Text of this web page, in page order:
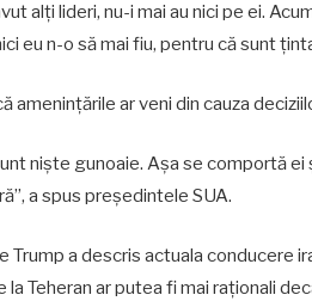
alți lideri, nu-i mai au nici pe ei.
eu n-o să mai fiu, pentru că sunt
amenințările ar veni din cauza
niște gunoaie. Așa se comportă
a spus președintele SUA.
a descris actuala conducere
Teheran ar putea fi mai raționali